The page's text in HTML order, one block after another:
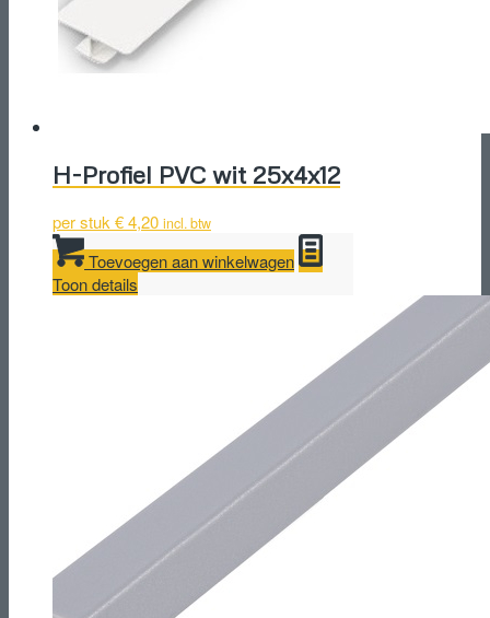
H-Profiel PVC wit 25x4x12
per stuk €4,20 incl. btw
Toevoegen aan winkelwagen
Toon details